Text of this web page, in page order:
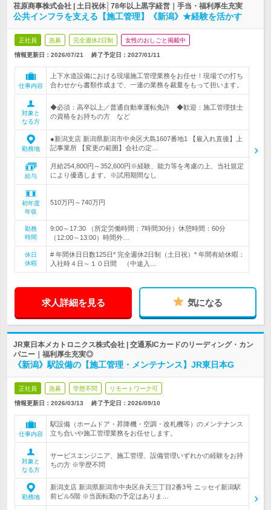
荏原商事株式会社 | 土日祝休│78年以上黒字経営｜手当・福利厚生充実
公共インフラを支える【施工管理】《新潟》★経験を活かす
正社員 急募 完全週休2日制 女性のおしごと掲載中
情報更新日：2026/07/21 終了予定日： 2027/01/11
仕事内容
上下水道設備における現場施工管理業務をお任せ！現場での打ち
合わせから書類作成まで、一連の業務を裁量をもって担います。
対象と
なる方
◆必須：高卒以上／普通自動車運転免許 ◆歓迎：施工管理技士
の資格をお持ちの方 など
勤務地
●新潟支店 新潟県新潟市中央区大島1607番地1 【雇入れ直後】上
記事業所 【変更の範囲】会社の定…
給与
月給254,800円～352,600円※経験、能力等を考慮の上、当社規定
により優遇します。※試用期間なし
初年度
年収
510万円～740万円
勤務
時間
9:00～17:30 （所定労働時間：7時間30分）休憩時間：60分
（12:00～13:00）時間外…
休日
休暇
# 年間休日日数125日* 完全週休2日制（土日祝）* 年間有給休暇：
入社時４日～１０日間 （中途入…
求人詳細を見る 気になる
JR東日本メカトロニクス株式会社 | 交通系ICカードのリーディング・カン
パニー｜福利厚生充実◎
《新潟》駅設備の【施工管理・メンテナンス】JR東日本G
正社員 急募 学歴不問 リモートワーク可
情報更新日：2026/03/13 終了予定日： 2026/09/10
仕事内容
駅設備（ホームドア・昇降機・空調・改札機等）のメンテナンス
立ち合いや施工管理業務をお任せします。
対象と
なる方
サービスエンジニア、施工管理、設備管理いずれかの経験をお持
ちの方 ※学歴不問
勤務地
新潟支店 新潟県新潟市中央区弁天三丁目2番3号 ニッセイ新潟駅
前ビル5階 ※当面転勤の予定はありま…